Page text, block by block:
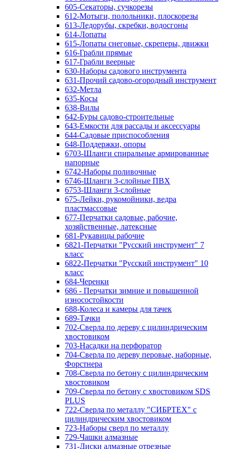
605-Секаторы, сучкорезы
612-Мотыги, полольники, плоскорезы
613-Ледорубы, скребки, водосгоны
614-Лопаты
615-Лопаты снеговые, скреперы, движки
616-Грабли прямые
617-Грабли веерные
630-Наборы садового инструмента
631-Прочий садово-огородный инструмент
632-Метла
635-Косы
638-Вилы
642-Буры садово-строительные
643-Емкости для рассады и аксессуары
644-Садовые приспособления
648-Поддержки, опоры
6703-Шланги спиральные армированные
напорные
6742-Наборы поливочные
6746-Шланги 3-слойные ПВХ
6753-Шланги 3-слойные
675-Лейки, рукомойники, ведра
пластмассовые
677-Перчатки садовые, рабочие,
хозяйственные, латексные
681-Рукавицы рабочие
6821-Перчатки "Русский инструмент" 7
класс
6822-Перчатки "Русский инструмент" 10
класс
684-Черенки
686 - Перчатки зимние и повышенной
износостойкости
688-Колеса и камеры для тачек
689-Тачки
702-Сверла по дереву с цилиндрическим
хвостовиком
703-Насадки на перфоратор
704-Сверла по дереву перовые, наборные,
Форстнера
708-Сверла по бетону с цилиндрическим
хвостовиком
709-Сверла по бетону с хвостовиком SDS
PLUS
722-Сверла по металлу "СИБРТЕХ" с
цилиндрическим хвостовиком
723-Наборы сверл по металлу
729-Чашки алмазные
731-Диски алмазные отрезные